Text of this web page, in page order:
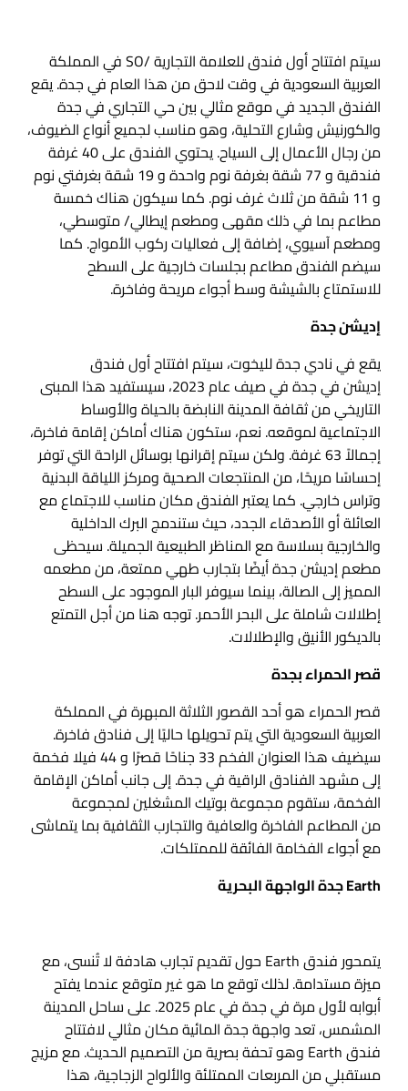
سيتم افتتاح أول فندق للعلامة التجارية /SO في المملكة
العربية السعودية في وقت لاحق من هذا العام في جدة. يقع
الفندق الجديد في موقع مثالي بين حي التجاري في جدة
والكورنيش وشارع التحلية، وهو مناسب لجميع أنواع الضيوف،
من رجال الأعمال إلى السياح. يحتوي الفندق على 40 غرفة
فندقية و 77 شقة بغرفة نوم واحدة و 19 شقة بغرفتي نوم
و 11 شقة من ثلاث غرف نوم. كما سيكون هناك خمسة
مطاعم بما في ذلك مقهى ومطعم إيطالي/ متوسطي،
ومطعم آسيوي، إضافة إلى فعاليات ركوب الأمواج. كما
سيضم الفندق مطاعم بجلسات خارجية على السطح
للاستمتاع بالشيشة وسط أجواء مريحة وفاخرة.
إديشن جدة
يقع في نادي جدة لليخوت، سيتم افتتاح أول فندق
إديشن في جدة في صيف عام 2023، سيستفيد هذا المبنى
التاريخي من ثقافة المدينة النابضة بالحياة والأوساط
الاجتماعية لموقعه. نعم، ستكون هناك أماكن إقامة فاخرة،
إجمالاً 63 غرفة. ولكن سيتم إقرانها بوسائل الراحة التي توفر
إحساسًا مريحًا، من المنتجعات الصحية ومركز اللياقة البدنية
وتراس خارجي. كما يعتبر الفندق مكان مناسب للاجتماع مع
العائلة أو الأصدقاء الجدد، حيث ستندمج البرك الداخلية
والخارجية بسلاسة مع المناظر الطبيعية الجميلة. سيحظى
مطعم إديشن جدة أيضًا بتجارب طهي ممتعة، من مطعمه
المميز إلى الصالة، بينما سيوفر البار الموجود على السطح
إطلالات شاملة على البحر الأحمر. توجه هنا من أجل التمتع
بالديكور الأنيق والإطلالات.
قصر الحمراء بجدة
قصر الحمراء هو أحد القصور الثلاثة المبهرة في المملكة
العربية السعودية التي يتم تحويلها حاليًا إلى فنادق فاخرة.
سيضيف هذا العنوان الفخم 33 جناحًا قصرًا و 44 فيلا فخمة
إلى مشهد الفنادق الراقية في جدة. إلى جانب أماكن الإقامة
الفخمة، ستقوم مجموعة بوتيك المشغلين لمجموعة
من المطاعم الفاخرة والعافية والتجارب الثقافية بما يتماشى
مع أجواء الفخامة الفائقة للممتلكات.
Earth جدة الواجهة البحرية
يتمحور فندق Earth حول تقديم تجارب هادفة لا تُنسى، مع
ميزة مستدامة. لذلك توقع ما هو غير متوقع عندما يفتح
أبوابه لأول مرة في جدة في عام 2025. على ساحل المدينة
المشمس، تعد واجهة جدة المائية مكان مثالي لافتتاح
فندق Earth وهو تحفة بصرية من التصميم الحديث. مع مزيج
مستقبلي من المربعات الممتلئة والألواح الزجاجية، هذا